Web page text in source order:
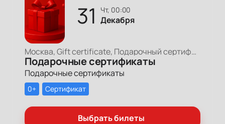
31 чт, 00:00
Декабря
Москва, Gift certificate, Подарочный сертификат
Подарочные сертификаты
Подарочные сертификаты
0+ Сертификат
Выбрать билеты